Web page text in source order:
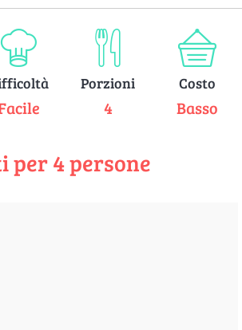
Porzioni
4
Costo
Basso
per 4 persone